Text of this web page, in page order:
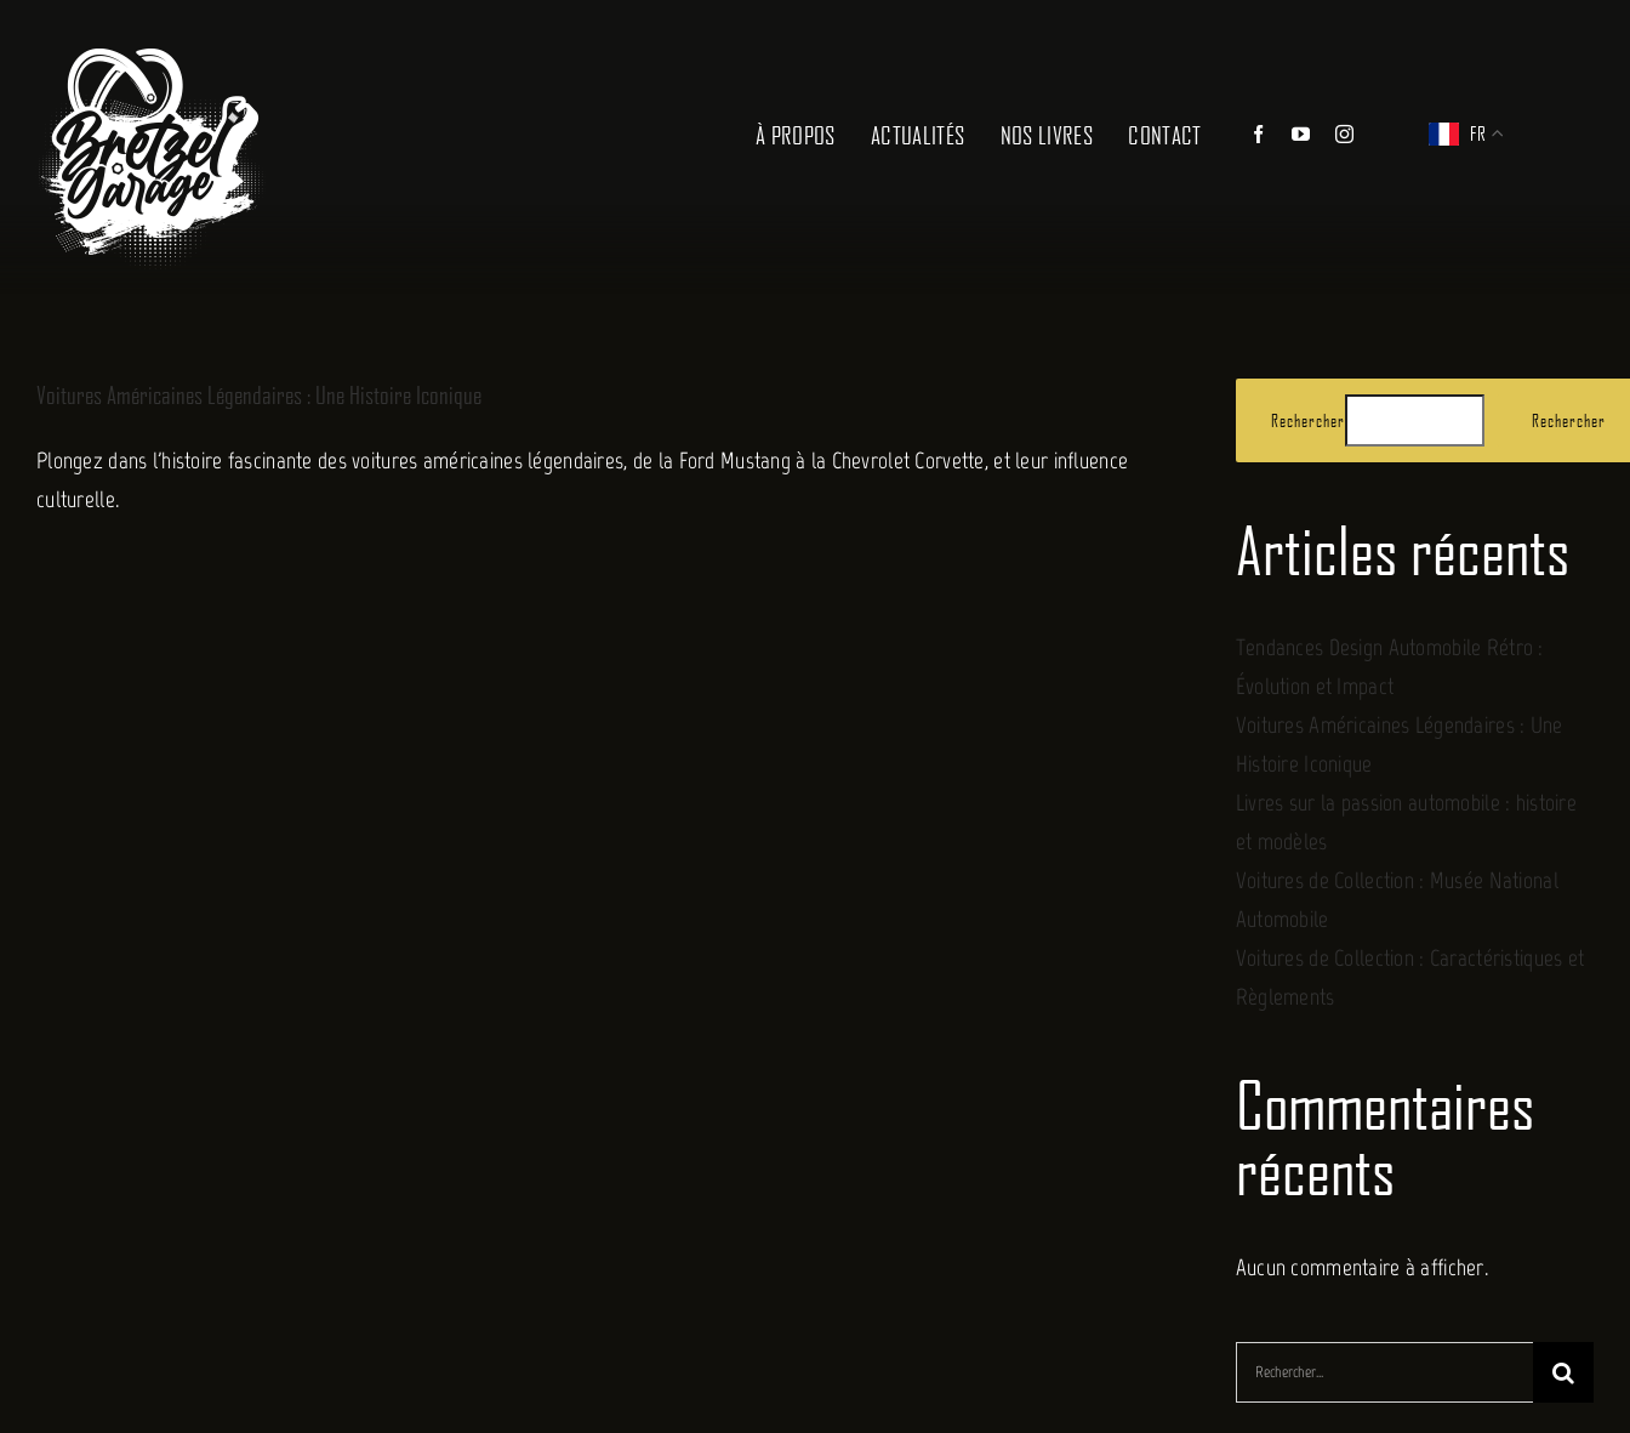
À PROPOS ACTUALITÉS NOS LIVRES CONTACT FR
Voitures Américaines Légendaires : Une Histoire Iconique
Plongez dans l'histoire fascinante des voitures américaines légendaires, de la Ford Mustang à la Chevrolet Corvette, et leur influence
culturelle.
Rechercher Rechercher
Articles récents
Tendances Design Automobile Rétro :
Évolution et Impact
Voitures Américaines Légendaires : Une
Histoire Iconique
Livres sur la passion automobile : histoire
et modèles
Voitures de Collection : Musée National
Automobile
Voitures de Collection : Caractéristiques et
Règlements
Commentaires
récents
Aucun commentaire à afficher.
Rechercher: